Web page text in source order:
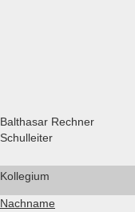
Balthasar Rechner
Schulleiter
Kollegium
Nachname